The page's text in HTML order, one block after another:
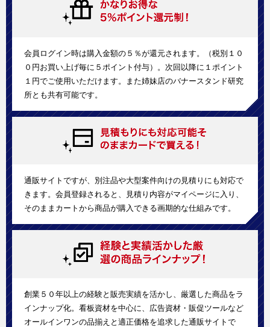
会員ログイン時は購入金額の５％が還元されます。（税別１０
０円お買い上げ毎に５ポイント付与）。次回以降に１ポイント
１円でご使用いただけます。また姉妹店のバナースタンド研究
所とも共有可能です。
通販サイトですが、別注品や大型案件向けの見積りにも対応で
きます。会員登録されると、見積り内容がマイページに入り、
そのままカートから商品が購入できる画期的な仕組みです。
創業５０年以上の経験と販売実績を活かし、厳選した商品をラ
インナップ化。看板資材を中心に、広告資材・販促ツールなど
オールインワンの品揃えと適正価格を追求した通販サイトで